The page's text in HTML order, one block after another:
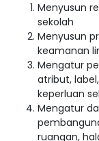
Menyusun
sekolah
Menyusun
keamanan
Mengatur
atribut,
keperluan
Mengatur
ruangan,